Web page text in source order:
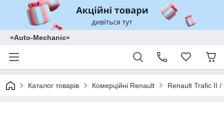
«Auto-Mechanic»
Каталог товарів Комерційні Renault Renault Trafic II